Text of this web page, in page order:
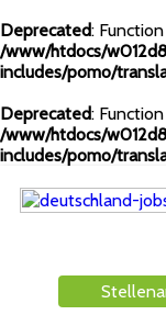
Deprecated:
/www/htdocs/
includes/pomo/
Deprecated:
/www/htdocs/
includes/pomo/